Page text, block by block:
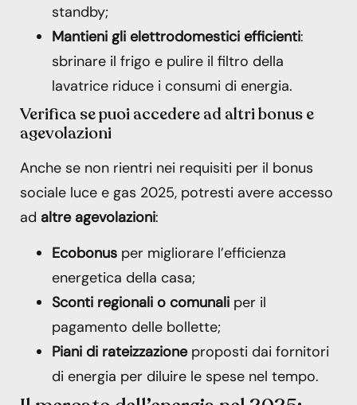
standby;
Mantieni gli elettrodomestici efficienti:
sbrinare il frigo e pulire il filtro della
lavatrice riduce i consumi di energia.
Verifica se puoi accedere ad altri bonus e
agevolazioni
Anche se non rientri nei requisiti per il bonus
sociale luce e gas 2025, potresti avere accesso
ad altre agevolazioni:
Ecobonus per migliorare l’efficienza
energetica della casa;
Sconti regionali o comunali per il
pagamento delle bollette;
Piani di rateizzazioneproposti dai fornitori
di energia per diluire le spese nel tempo.